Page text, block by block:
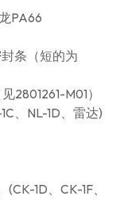
PA66
条（短的为
2801261-M01）
、NL-1D、雷达)
1D、CK-1F、